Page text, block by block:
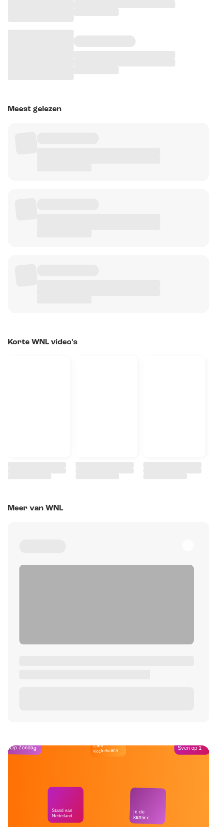
Meest gelezen
Korte WNL video's
Meer van WNL
Op Zondag
Stand van
Nederland
Café
Kockelmann
In de
kantine
Sven op 1